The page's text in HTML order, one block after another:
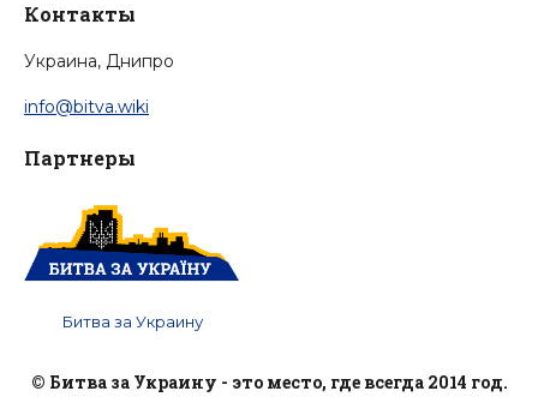
Контакты
Украина, Днипро
info@bitva.wiki
Партнеры
Битва за Украину
© Битва за Украину - это место, где всегда 2014 год.